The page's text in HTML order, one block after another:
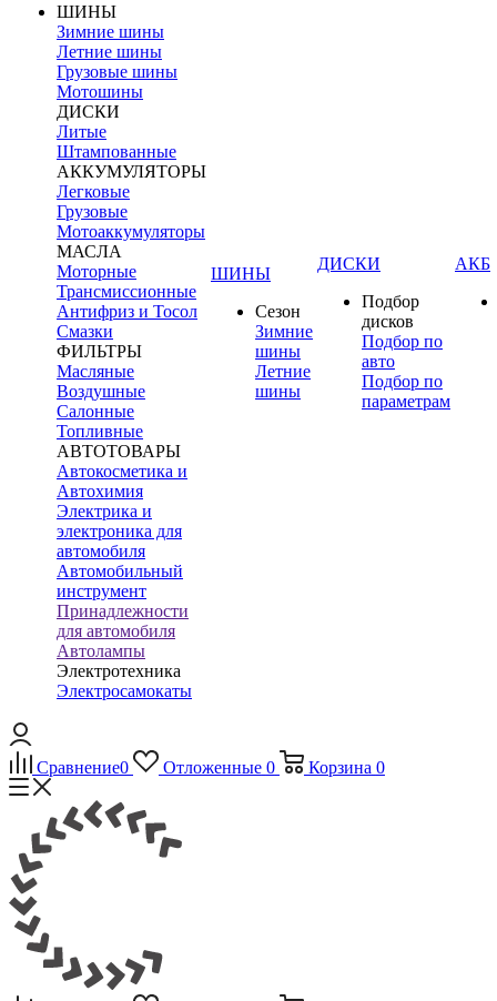
ШИНЫ
Зимние шины
Летние шины
Грузовые шины
Мотошины
ДИСКИ
Литые
Штампованные
АККУМУЛЯТОРЫ
Легковые
Грузовые
Мотоаккумуляторы
МАСЛА
Моторные
Трансмиссионные
Антифриз и Тосол
Смазки
ФИЛЬТРЫ
Масляные
Воздушные
Салонные
Топливные
АВТОТОВАРЫ
Автокосметика и
Автохимия
Электрика и
электроника для
автомобиля
Автомобильный
инструмент
Принадлежности
для автомобиля
Автолампы
Электротехника
Электросамокаты
ШИНЫ
Сезон
Зимние
шины
Летние
шины
ДИСКИ
Подбор
дисков
Подбор по
авто
Подбор по
параметрам
АКБ
Сравнение0 Отложенные 0 Корзина 0